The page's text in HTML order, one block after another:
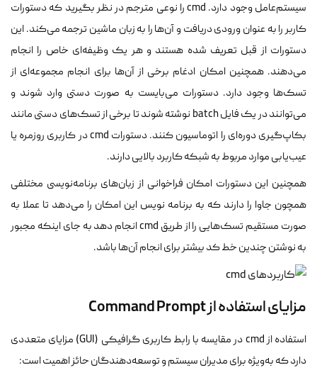
سیستم‌عامل وجود دارد. cmd را نوعی مترجم در نظر بگیرید که دستورات
کاربر را به عنوان ورودی دریافت و آن‌ها را به زبان ماشین ترجمه می‌کند. این
دستورات از قبل تعریف شده هستند و هر یک وظیفه‌ای خاص را انجام
می‌دهند. همچنین امکان ادغام برخی از آن‌ها برای انجام مجموعه‌ای از
تسک‌ها وجود دارد. دستورات می‌بایست به صورت دستی وارد شوند و
می‌توانند در یک فایل batch نوشته شوند تا برخی از تسک‌های دستی مانند
بکاپ‌گیری دوره‌ای را اتوماسیون کنند. دستورات cmd در کاربری روزمره یا
عیب‌یابی موارد مربوط به شبکه کاربرد بالایی دارند.
همچنین این دستورات امکان فراخوانی از زبان‌های برنامه‌نویسی مختلفی
همچون جاوا را دارند که به برنامه نویس این امکان را می‌دهد تا عملا به
صورت مستقیم تسک‌هایی را از طریق cmd انجام دهد به جای اینکه مجبور
به نوشتن چندین خط کد بیشتر برای انجام آن‌ها باشد.
مزایای استفاده از Command Prompt
استفاده از cmd در مقایسه با رابط کاربری گرافیکی (GUI) مزایای متعددی
دارد که به‌ویژه برای مدیران سیستم و توسعه‌دهندگان حائز اهمیت است: